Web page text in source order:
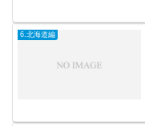
6.北海道編